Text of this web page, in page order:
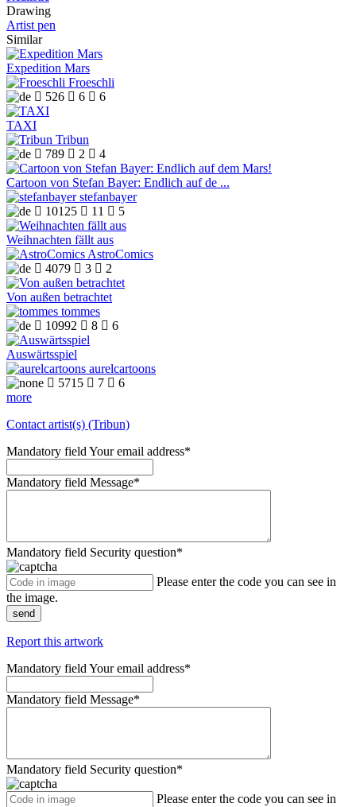
Drawing
Artist pen
Similar
Expedition Mars
Froeschli
 526  6  6
TAXI
Tribun
 789  2  4
Cartoon von Stefan Bayer: Endlich auf de ...
stefanbayer
 10125  11  5
Weihnachten fällt aus
AstroComics
 4079  3  2
Von außen betrachtet
tommes
 10992  8  6
Auswärtsspiel
aurelcartoons
 5715  7  6
more
Contact artist(s) (Tribun)
Mandatory field Your email address*
Mandatory field Message*
Mandatory field Security question*
Please enter the code you can see in
the image.
send
Report this artwork
Mandatory field Your email address*
Mandatory field Message*
Mandatory field Security question*
Please enter the code you can see in